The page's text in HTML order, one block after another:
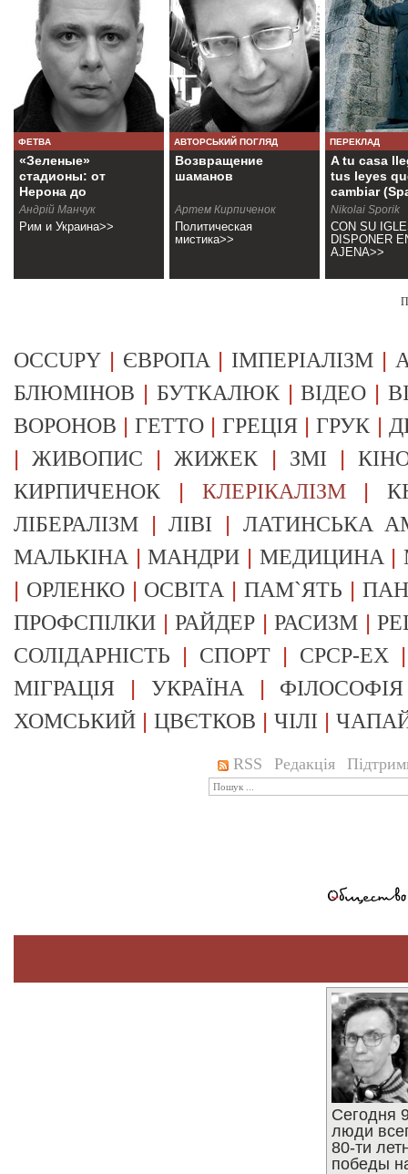
ФЕТВА
«Зеленые»
стадионы: от
Нерона до
Порошенко
Андрій Манчук
Рим и Украина>>
АВТОРСЬКИЙ ПОГЛЯД
Возвращение
шаманов
Артем Кирпиченок
Политическая
мистика>>
ПЕРЕКЛАД
A tu casa
tus leyes
cambiar
Nikolai Sporik
CON SU
DISPONER
AJENA>>
OCCUPY | ЄВРОПА | ІМПЕРІАЛІЗМ |
БЛЮМІНОВ | БУТКАЛЮК|ВІДЕО |
ВОРОНОВ |ГЕТТО |ГРЕЦІЯ |ГРУК |
|ЖИВОПИС |ЖИЖЕК | ЗМІ |
КИРПИЧЕНОК | КЛЕРІКАЛІЗМ|
ЛІБЕРАЛІЗМ |ЛІВІ | ЛАТИНСЬКА
МАЛЬКІНА |МАНДРИ | МЕДИЦИНА |
| ОРЛЕНКО| ОСВІТА |ПАМ`ЯТЬ |
ПРОФСПІЛКИ |РАЙДЕР |РАСИЗМ |
СОЛІДАРНІСТЬ | СПОРТ | СРСР-EX
МІГРАЦІЯ | УКРАЇНА | ФІЛОСОФІЯ
ХОМСЬКИЙ | ЦВЄТКОВ | ЧІЛІ |
RSS Редакція
Сегодня
люди
80-ти
победы